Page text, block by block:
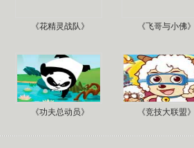
《花精灵战队》 《飞哥与小佛》
《功夫总动员》 《竞技大联盟》